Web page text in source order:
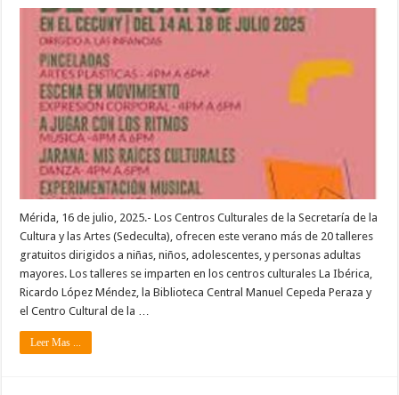
Mérida, 16 de julio, 2025.- Los Centros Culturales de la Secretaría de la
Cultura y las Artes (Sedeculta), ofrecen este verano más de 20 talleres
gratuitos dirigidos a niñas, niños, adolescentes, y personas adultas
mayores. Los talleres se imparten en los centros culturales La Ibérica,
Ricardo López Méndez, la Biblioteca Central Manuel Cepeda Peraza y
el Centro Cultural de la …
Leer Mas ...